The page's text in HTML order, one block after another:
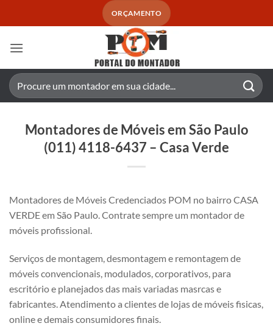
ORÇAMENTO
Pesquisar
por:
Montadores de Móveis em São Paulo
(011) 4118-6437 – Casa Verde
Montadores de Móveis Credenciados POM no bairro CASA
VERDE em São Paulo. Contrate sempre um montador de
móveis profissional.
Serviços de montagem, desmontagem e remontagem de
móveis convencionais, modulados, corporativos, para
escritório e planejados das mais variadas masrcas e
fabricantes. Atendimento a clientes de lojas de móveis fisicas,
online e demais consumidores finais.